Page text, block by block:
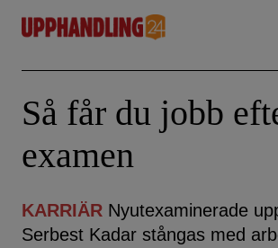
content
Så får du jobb
examen
KARRIÄR Nyutexaminerade
Serbest Kadar stångas med